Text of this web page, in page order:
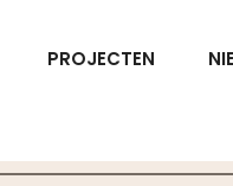
PROJECTEN